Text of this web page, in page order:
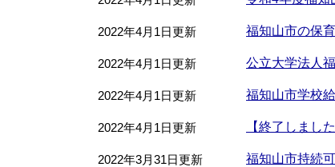
2022年4月1日更新 福知山市の保
2022年4月1日更新 公立大学法人
2022年4月1日更新 福知山市学校
2022年4月1日更新 【終了しまし
2022年3月31日更新 福知山市持続